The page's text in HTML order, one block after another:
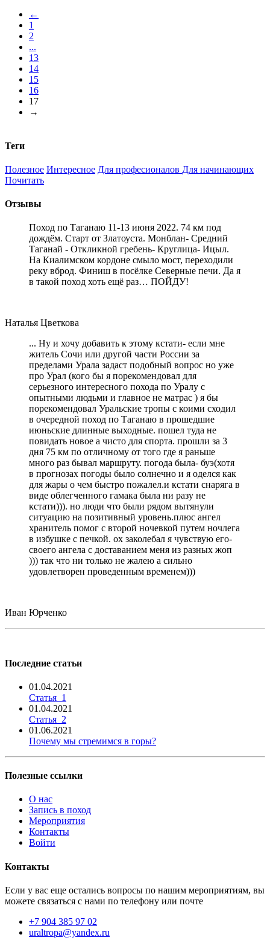
←
1
2
...
13
14
15
16
17
→
Теги
Полезное Интересное Для професионалов Для начинающих
Почитать
Отзывы
Поход по Таганаю 11-13 июня 2022. 74 км под
дождём. Старт от Златоуста. Монблан- Средний
Таганай - Откликной гребень- Круглица- Ицыл.
На Киалимском кордоне смыло мост, переходили
реку вброд. Финиш в посёлке Северные печи. Да я
в такой поход хоть ещё раз… ПОЙДУ!
Наталья Цветкова
... Ну и хочу добавить к этому кстати- если мне
житель Сочи или другой части России за
пределами Урала задаст подобный вопрос но уже
про Урал (кого бы я порекомендовал для
серьезного интересного похода по Уралу с
опытными людьми и главное не матрас ) я бы
порекомендовал Уральские тропы с коими сходил
в очередной поход по Таганаю в прошедшие
июньские длинные выходные. пошел туда не
повидать новое а чисто для спорта. прошли за 3
дня 75 км по отличному от того где я раньше
много раз бывал маршруту. погода была- буэ(хотя
в прогнозах погоды было солнечно и я оделся как
для жары о чем быстро пожалел.и кстати снаряга в
виде облегченного гамака была ни разу не
кстати))). но люди что были рядом вытянули
ситуацию на позитивный уровень.плюс ангел
хранитель помог с второй ночевкой путем ночлега
в избушке с печкой. ох заколебал я чувствую его-
своего ангела с доставанием меня из разных жоп
))) так что ни только не жалею а сильно
удовлетворен проведенным временем)))
Иван Юрченко
Последние статьи
01.04.2021
Статья_1
01.04.2021
Статья_2
01.06.2021
Почему мы стремимся в горы?
Полезные ссылки
О нас
Запись в поход
Мероприятия
Контакты
Войти
Контакты
Если у вас еще остались вопросы по нашим мероприятиям, вы
можете связаться с нами по телефону или почте
+7 904 385 97 02
uraltropa@yandex.ru